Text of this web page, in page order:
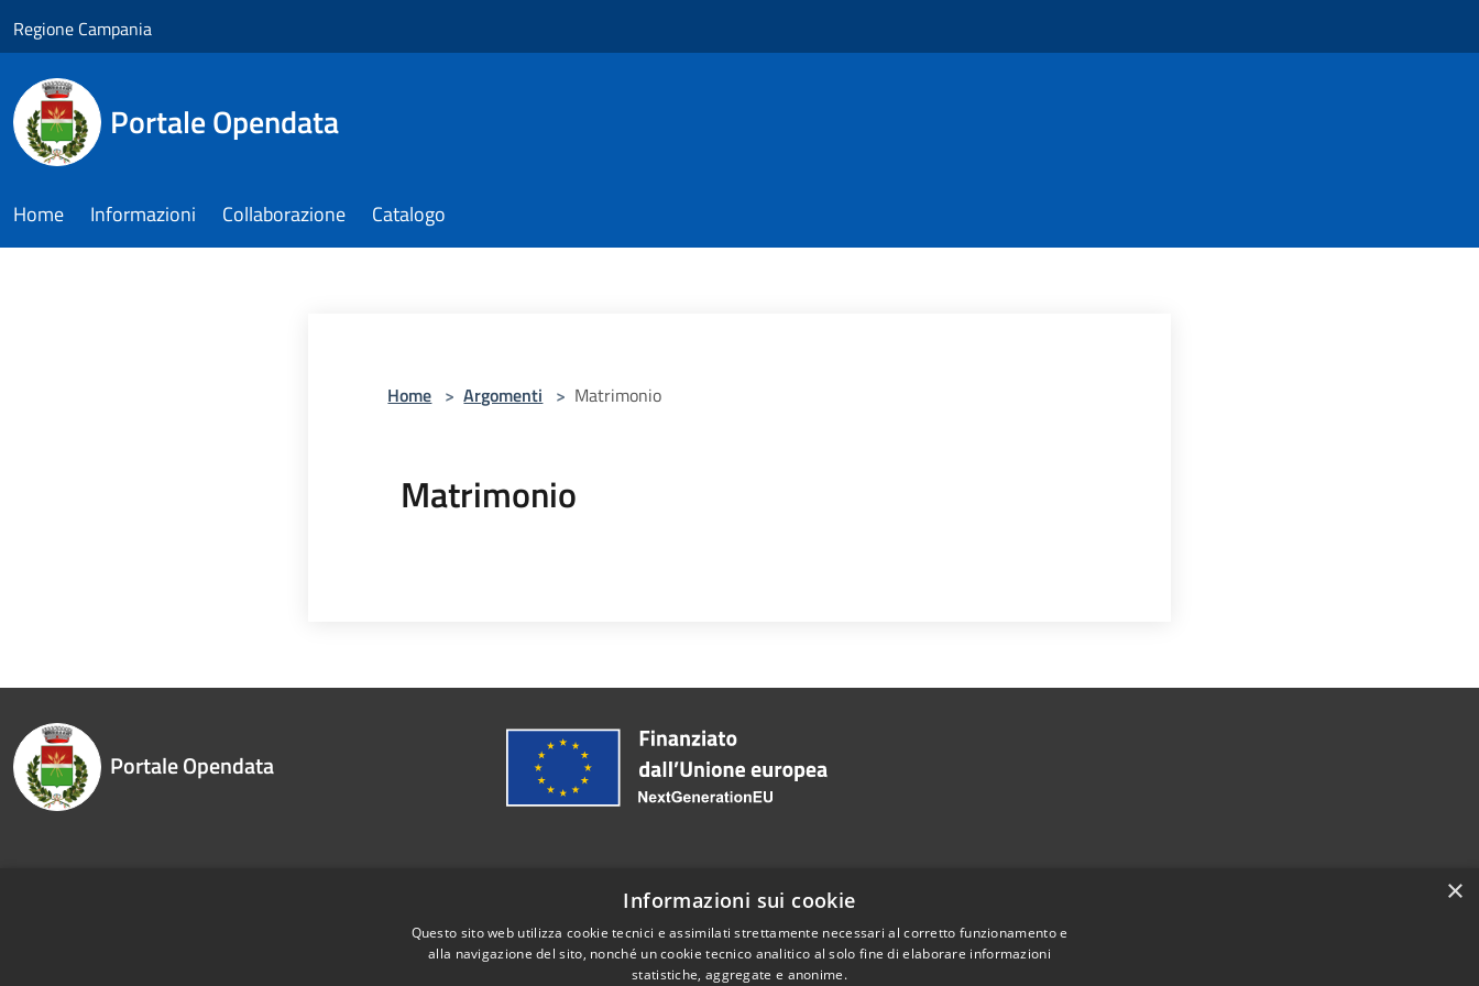
Regione Campania
Portale Opendata
Home Informazioni Collaborazione Catalogo
Home > Argomenti > Matrimonio
Matrimonio
Portale Opendata
Email:protocollo@comune.trentoladucenta.ce.it
×
Informazioni sui cookie
Questo sito web utilizza cookie tecnici e assimilati strettamente necessari al corretto funzionamento e
alla navigazione del sito, nonché un cookie tecnico analitico al solo fine di elaborare informazioni
statistiche, aggregate e anonime.